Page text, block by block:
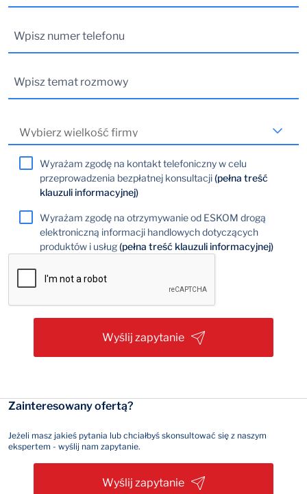
Wyrażam zgodę na kontakt telefoniczny w celu
przeprowadzenia bezpłatnej konsultacji(pełna treść
klauzuli informacyjnej)
Wyrażam zgodę na otrzymywanie od ESKOM drogą
elektroniczną informacji handlowych dotyczących
produktów i usług(pełna treść klauzuli informacyjnej)
Wyślij zapytanie
Zainteresowany ofertą?
Jeżeli masz jakieś pytania lub chciałbyś skonsultować się z naszym
ekspertem - wyślij nam zapytanie.
Wyślij zapytanie